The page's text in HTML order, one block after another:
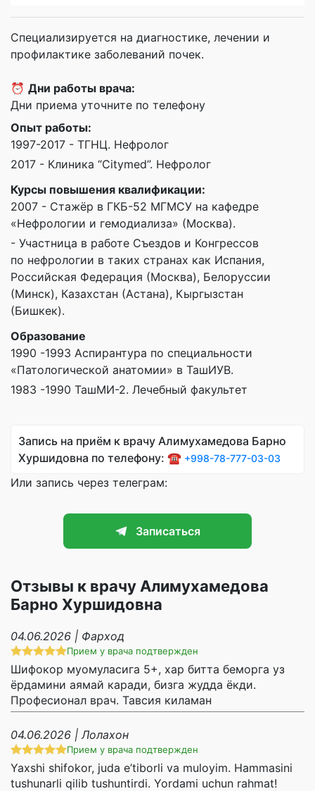
Специализируется на диагностике, лечении и
профилактике заболеваний почек.
⏰ Дни работы врача:
Дни приема уточните по телефону
Опыт работы:
1997-2017 - ТГНЦ. Нефролог
2017 - Клиника “Citymed”. Нефролог
Курсы повышения квалификации:
2007 - Стажёр в ГКБ-52 МГМСУ на кафедре
«Нефрологии и гемодиализа» (Москва).
- Участница в работе Съездов и Конгрессов
по нефрологии в таких странах как Испания,
Российская Федерация (Москва), Белоруссии
(Минск), Казахстан (Астана), Кыргызстан
(Бишкек).
Образование
1990 -1993 Аспирантура по специальности
«Патологической анатомии» в ТашИУВ.
1983 -1990 ТашМИ-2. Лечебный факультет
Запись на приём к врачу Алимухамедова Барно
Хуршидовна по телефону: ☎️ +998-78-777-03-03
Или запись через телеграм:
Записаться
Отзывы к врачу Алимухамедова
Барно Хуршидовна
04.06.2026 | Фарход
Прием у врача подтвержден
Шифокор муомуласига 5+, хар битта беморга уз
ёрдамини аямай каради, бизга жудда ёкди.
Професионал врач. Тавсия киламан
04.06.2026 | Лолахон
Прием у врача подтвержден
Yaxshi shifokor, juda e’tiborli va muloyim. Hammasini
tushunarli qilib tushuntirdi. Yordami uchun rahmat!